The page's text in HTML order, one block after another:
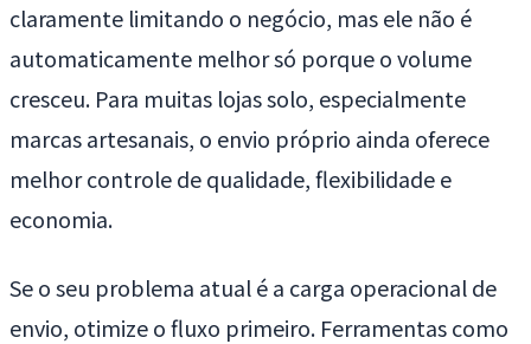
claramente limitando o negócio, mas ele não é
automaticamente melhor só porque o volume
cresceu. Para muitas lojas solo, especialmente
marcas artesanais, o envio próprio ainda oferece
melhor controle de qualidade, flexibilidade e
economia.
Se o seu problema atual é a carga operacional de
envio, otimize o fluxo primeiro. Ferramentas como